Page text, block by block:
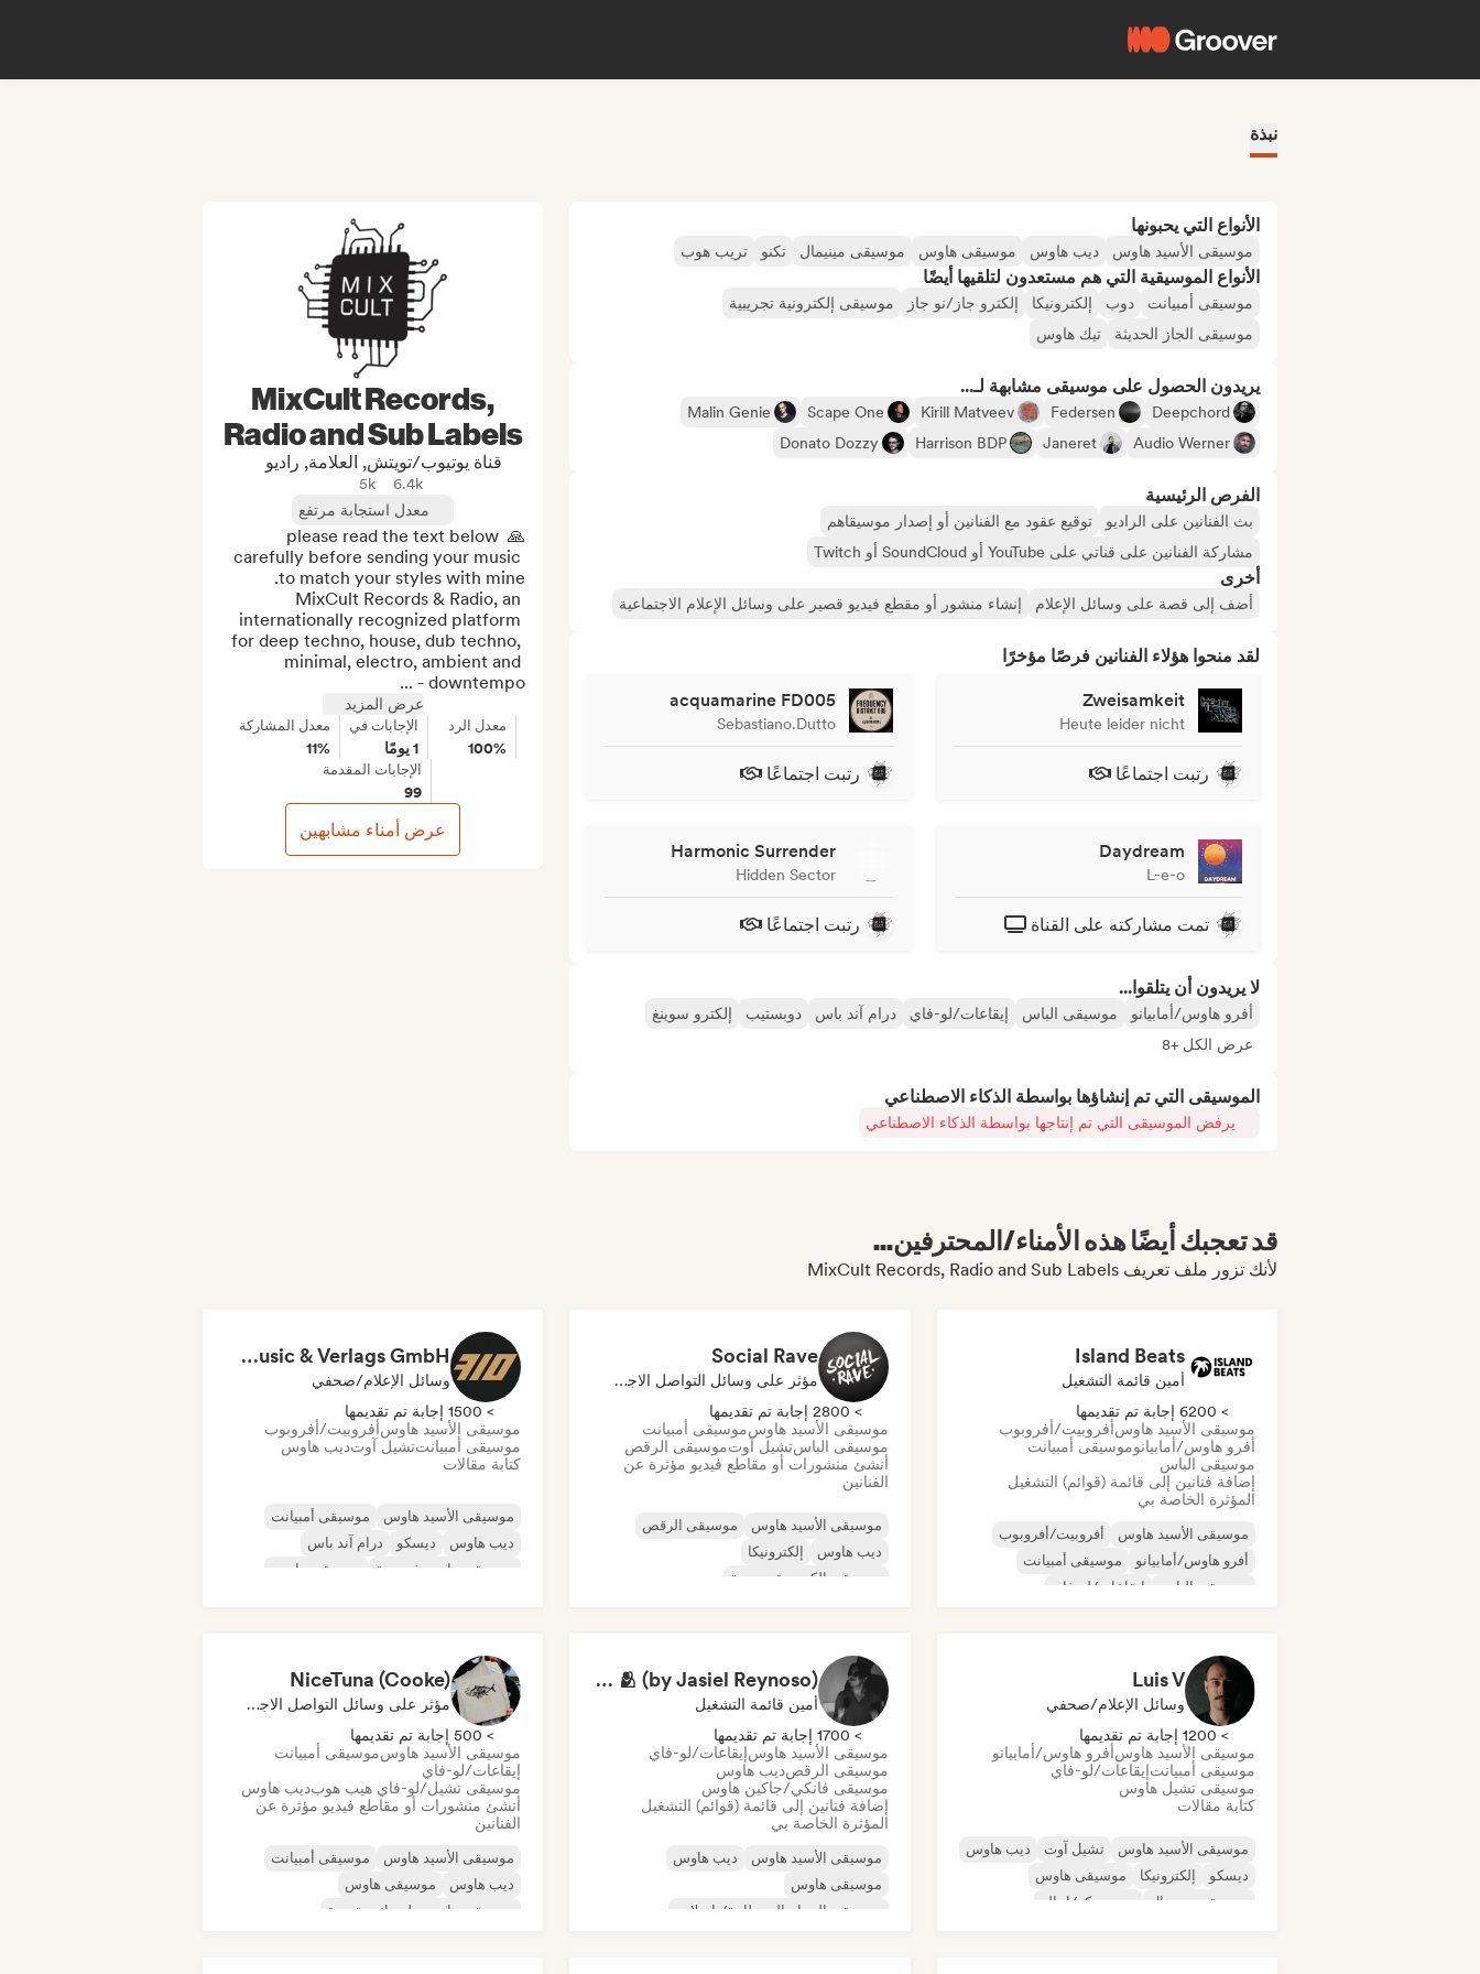
نبذة
الأنواع التي يحبونها
موسيقى الأسيد هاوس ديب هاوس موسيقى هاوس موسيقى مينيمال تكنو تريب هوب
الأنواع الموسيقية التي هم مستعدون لتلقيها أيضًا
موسيقى أمبيانت دوب إلكترونيكا إلكترو جاز/نو جاز
موسيقى إلكترونية تجريبية
موسيقى الجاز الحديثة
تيك هاوس
يريدون الحصول على موسيقى مشابهة لـ...
Deepchord
Federsen
Kirill Matveev
Scape One
Malin Genie
Audio Werner
Janeret
Harrison BDP
Donato Dozzy
الفرص الرئيسية
بث الفنانين على الراديو
توقيع عقود مع الفنانين أو إصدار موسيقاهم
مشاركة الفنانين على قناتي على YouTube أو SoundCloud أو Twitch
أخرى
أضف إلى قصة على وسائل الإعلام إنشاء منشور أو مقطع فيديو قصير على وسائل الإعلام الاجتماعية
لقد منحوا هؤلاء الفنانين فرصًا مؤخرًا
Zweisamkeit
Heute leider nicht
رتبت اجتماعًا
acquamarine FD005
Sebastiano.Dutto
رتبت اجتماعًا
Daydream
L-e-o
تمت مشاركته على القناة
Harmonic Surrender
Hidden Sector
رتبت اجتماعًا
لا يريدون أن يتلقوا...
أفرو هاوس/أمابيانو موسيقى الباس إيقاعات/لو-فاي درام آند باس دوبستيب
إلكترو سوينغ
عرض الكل +8
الموسيقى التي تم إنشاؤها بواسطة الذكاء الاصطناعي
يرفض الموسيقى التي تم إنتاجها بواسطة الذكاء الاصطناعي
MixCult Records,
Radio and Sub Labels
قناة يوتيوب/تويتش, العلامة, راديو
6.4k
5k
معدل استجابة مرتفع
🙏 please read the text below
carefully before sending your music
MixCult Records & Radio, an
internationally recognized platform
for deep techno, house, dub techno,
minimal, electro, ambient and
downtempo - ...
عرض المزيد
معدل الرد
100%
الإجابات في
1 يومًا
معدل المشاركة
11%
الإجابات المقدمة
99
عرض أمناء مشابهين
قد تعجبك أيضًا هذه الأمناء/المحترفين...
لأنك تزور ملف تعريف MixCult Records, Radio and Sub Labels
Island Beats
أمين قائمة التشغيل
> 6200 إجابة تم تقديمها
موسيقى الأسيد هاوسأفروبيت/أفروبوب
أفرو هاوس/أمابيانوموسيقى أمبيانت
موسيقى الباس
إضافة فنانين إلى قائمة (قوائم) التشغيل
المؤثرة الخاصة بي
موسيقى الأسيد هاوس
أفروبيت/أفروبوب
أفرو هاوس/أمابيانو
موسيقى أمبيانت
موسيقى الباس
إيقاعات/لو-فاي
Social Rave
مؤثر على وسائل التواصل الاجتماعي
> 2800 إجابة تم تقديمها
موسيقى الأسيد هاوسموسيقى أمبيانت
موسيقى الباستشيل آوتموسيقى الرقص
أنشئ منشورات أو مقاطع فيديو مؤثرة عن
الفنانين
موسيقى الأسيد هاوس
موسيقى الرقص
ديب هاوس
إلكترونيكا
موسيقى إلكترونية تجريبية
FAZE Music & Verlags GmbH
وسائل الإعلام/صحفي
> 1500 إجابة تم تقديمها
موسيقى الأسيد هاوسأفروبيت/أفروبوب
موسيقى أمبيانتتشيل آوتديب هاوس
كتابة مقالات
موسيقى الأسيد هاوس
موسيقى أمبيانت
ديب هاوس
ديسكو
درام آند باس
موسيقى هاوس فرنسية
موسيقى هاوس
Luis V
وسائل الإعلام/صحفي
> 1200 إجابة تم تقديمها
موسيقى الأسيد هاوسأفرو هاوس/أمابيانو
موسيقى أمبيانتإيقاعات/لو-فاي
موسيقى تشيل هاوس
كتابة مقالات
موسيقى الأسيد هاوس تشيل آوت
ديب هاوس
ديسكو
إلكترونيكا
موسيقى هاوس
موسيقى مينيمال
نيو ديسكو/إيتالو
Zara House Music 🫂 (by Jasiel Reynoso)
أمين قائمة التشغيل
> 1700 إجابة تم تقديمها
موسيقى الأسيد هاوسإيقاعات/لو-فاي
موسيقى الرقصديب هاوس
موسيقى فانكي/جاكين هاوس
إضافة فنانين إلى قائمة (قوائم) التشغيل
المؤثرة الخاصة بي
موسيقى الأسيد هاوس
ديب هاوس
موسيقى هاوس
موسيقى الجراج البريطانية/باسلاين
NiceTuna (Cooke)
مؤثر على وسائل التواصل الاجتماعي
> 500 إجابة تم تقديمها
موسيقى الأسيد هاوسموسيقى أمبيانت
إيقاعات/لو-فاي
موسيقى تشيل/لو-فاي هيب هوبديب هاوس
أنشئ منشورات أو مقاطع فيديو مؤثرة عن
الفنانين
موسيقى الأسيد هاوس
موسيقى أمبيانت
ديب هاوس
موسيقى هاوس
موسيقى هاوس ملوديك وتقدمية